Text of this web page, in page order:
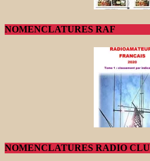
NOMENCLATURES RAF
NOMENCLATURES RADIO